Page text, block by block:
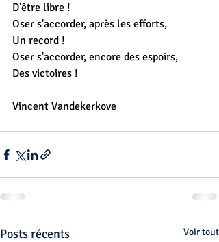
D'être libre !
Oser s'accorder, après les efforts,
Un record !
Oser s'accorder, encore des espoirs,
Des victoires !
Vincent Vandekerkove
Posts récents Voir tout